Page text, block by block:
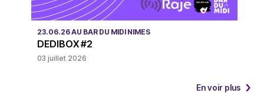
23.06.26 AU BAR DU MIDI NIMES
DEDIBOX #2
03 juillet 2026
En voir plus